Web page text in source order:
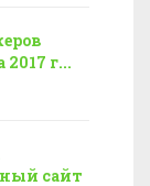
г...
сайт